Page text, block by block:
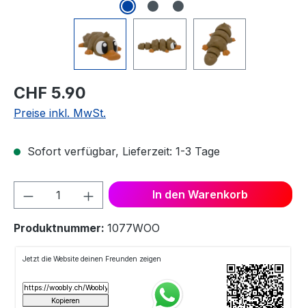
CHF 5.90
Preise inkl. MwSt.
Sofort verfügbar, Lieferzeit: 1-3 Tage
Produkt Anzahl: Gib denIn den Warenkorb
Produktnummer: 1077WOO